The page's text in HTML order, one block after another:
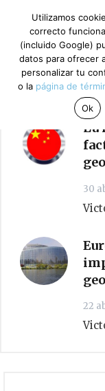
Pro
La
30
22
Utilizamos
correcto
(incluido Google)
datos para ofrecer
personalizar tu
o la página de
Ok